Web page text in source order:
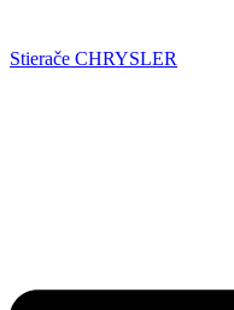
Stierače CHRYSLER